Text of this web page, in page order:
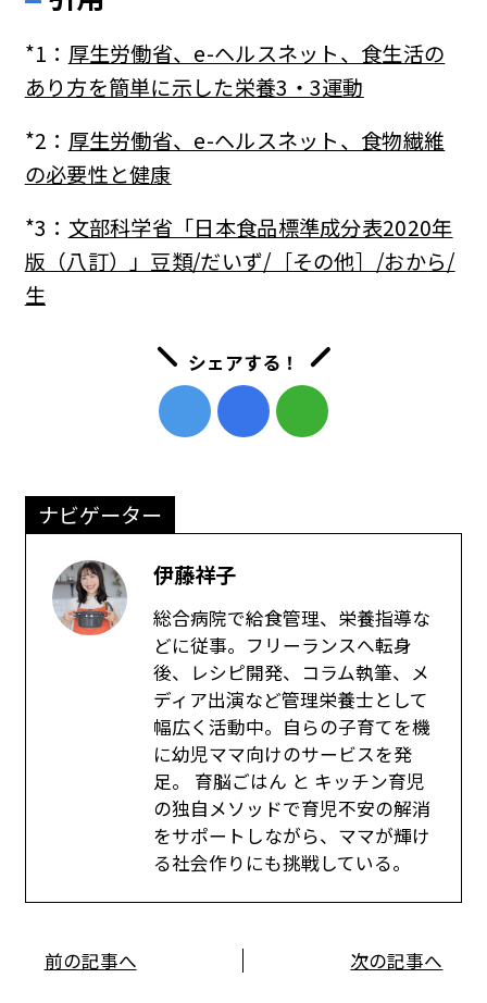
*1： 厚生労働省、e-ヘルスネット、食生活の
あり方を簡単に示した栄養3・3運動
*2： 厚生労働省、e-ヘルスネット、食物繊維
の必要性と健康
*3： 文部科学省「日本食品標準成分表2020年
版（八訂）」豆類/だいず/［その他］/おから/
生
シェアする！
ナビゲーター
伊藤祥子
総合病院で給食管理、栄養指導な
どに従事。フリーランスへ転身
後、レシピ開発、コラム執筆、メ
ディア出演など管理栄養士として
幅広く活動中。自らの子育てを機
に幼児ママ向けのサービスを発
足。 育脳ごはん と キッチン育児
の独自メソッドで育児不安の解消
をサポートしながら、ママが輝け
る社会作りにも挑戦している。
前の記事へ 次の記事へ